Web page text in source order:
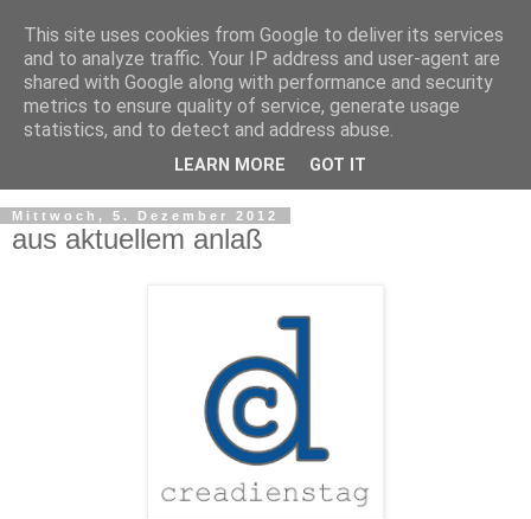
Mittwoch, 5. Dezember 2012
aus aktuellem anlaß
This site uses cookies from Google to deliver its services
and to analyze traffic. Your IP address and user-agent are
shared with Google along with performance and security
metrics to ensure quality of service, generate usage
statistics, and to detect and address abuse.
LEARN MORE GOT IT